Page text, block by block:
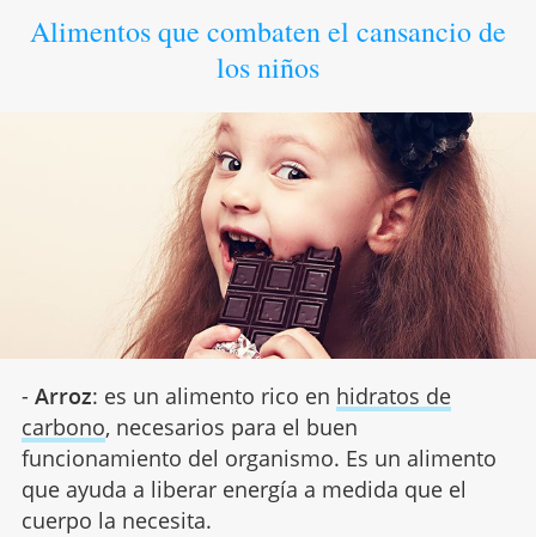
Alimentos que combaten el cansancio de
los niños
- Arroz: es un alimento rico en hidratos de
carbono, necesarios para el buen
funcionamiento del organismo. Es un alimento
que ayuda a liberar energía a medida que el
cuerpo la necesita.